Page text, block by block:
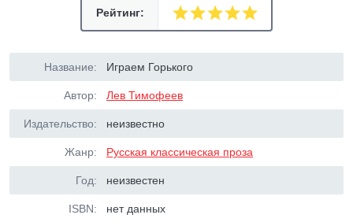
Рейтинг:
Название: Играем Горького
Автор: Лев Тимофеев
Издательство: неизвестно
Жанр: Русская классическая проза
Год: неизвестен
ISBN: нет данных